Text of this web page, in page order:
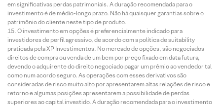
em significativas perdas patrimoniais. A duração recomendada para o
investimento é de médio-longo prazo. Não há quaisquer garantias sobre o
patrimônio do cliente neste tipo de produto.
O investimento em opções é preferencialmente indicado para
investidores de perfil agressivo, de acordo com a política de suitability
praticada pela XP Investimentos. No mercado de opções, são negociados
direitos de compra ou venda de um bem por preço fixado em data futura,
devendo o adquirente do direito negociado pagar um prêmio ao vendedor tal
como num acordo seguro. As operações com esses derivativos são
consideradas de risco muito alto por apresentarem altas relações de risco e
retorno e algumas posições apresentarem a possibilidade de perdas
superiores ao capital investido. A duração recomendada para o investimento